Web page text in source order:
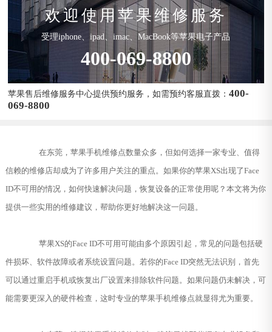
欢迎使用苹果维修服务
受理iphone、ipad、imac、MacBook等苹果电子产品
400-069-8800
苹果售后维修服务中心提供预约服务，如需预约客服直拨：400-
069-8800
在东莞，苹果手机维修点数量众多，但如何选择一家专业、值得
信赖的维修店却成为了许多用户关注的重点。如果你的苹果XS出现了Face
ID不可用的情况，如何快速解决问题，恢复设备的正常使用呢？本文将为你
提供一些实用的维修建议，帮助你更好地解决这一问题。
苹果XS的Face ID不可用可能由多个原因引起，常见的问题包括硬
件损坏、软件故障或者系统设置问题。若你的Face ID突然无法识别，首先
可以通过重启手机或恢复出厂设置来排除软件问题。如果问题仍未解决，可
能需要更深入的硬件检查，这时专业的苹果手机维修点就显得尤为重要。